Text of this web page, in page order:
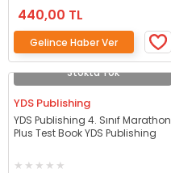
440,00 TL
Gelince Haber Ver
Stokta Yok
YDS Publishing
YDS Publishing 4. Sınıf Marathon
Plus Test Book YDS Publishing